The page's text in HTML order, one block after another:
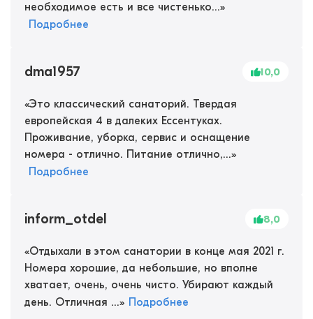
необходимое есть и все чистенько...»
Подробнее
dma1957 10,0
«Это классический санаторий. Твердая
европейская 4 в далеких Ессентуках.
Проживание, уборка, сервис и оснащение
номера - отлично. Питание отлично,...»
Подробнее
inform_otdel 8,0
«Отдыхали в этом санатории в конце мая 2021 г.
Номера хорошие, да небольшие, но вполне
хватает, очень, очень чисто. Убирают каждый
день. Отличная ...» Подробнее